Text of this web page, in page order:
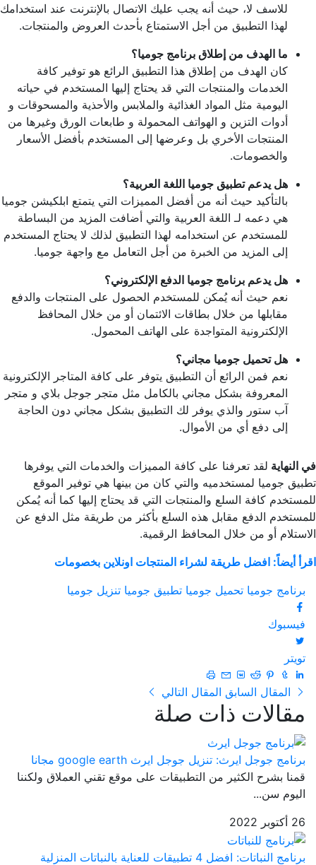
للاسف لا، حيث أنه يجب عليك الاتصال بالإنترنت عند استخدامك
لهذا التطبيق من أجل الاستمتاع بأحدث العروض والمنتجات.
ما الهدف من إطلاق برنامج جوميا؟
كان الهدف من إطلاق هذا التطبيق الرائع هو توفير كافة
الخدمات والمنتجات التي قد يحتاج إليها المستخدم في حياته
اليومية مثل المواد الغذائية والملابس والأحذية والمسحوقات و
أدوات التزين و الهواتف المحمولة و طابعات الورق وغيرها من
المنتجات الأخري بل وعرضها إلى المستخدم بأفضل الأسعار
والخصومات.
هل يدعم تطبيق جوميا اللغة العربية؟
بالتأكيد حيث أنه من أفضل المميزات التي يتمتع ابلكيشن جوميا
هي دعمه لـ اللغة العربية والتي أضافت المزيد من البساطة
للمستخدم عن استخدامه لهذا التطبيق لذلك لا يحتاج المستخدم
إلى المزيد من الخبرة من أجل التعامل مع واجهة جوميا.
هل يدعم برنامج جوميا الدفع الإلكتروني؟
نعم حيث أنه يُمكن للمستخدم الحصول على المنتجات والدفع
مقابلها من خلال بطاقات الائتمان أو من خلال المحافظ
الإلكترونية المتواجدة على الهاتف المحمول.
هل تحميل جوميا مجاني؟
نعم فمن الرائع أن التطبيق يتوفر على كافة المتاجر الإلكترونية
المعروفة بشكل مجاني بالكامل مثل متجر جوجل بلاي و متجر
آب ستور والذي يوفر لك التطبيق بشكل مجاني دون الحاجة
إلى دفع أي من الأموال.
في النهاية لقد تعرفنا على كافة المميزات والخدمات التي يوفرها
تطبيق جوميا لمستخدميه والتي كان من بينها هي توفير الموقع
للمستخدم كافة السلع والمنتجات التي قد يحتاج إليها كما أنه يُمكن
للمستخدم الدفع مقابل هذه السلع بأكثر من طريقة مثل الدفع عن
الاستلام أو من خلال المحافظ الرقمية.
اقرأ أيضاً: افضل طريقة لشراء المنتجات اونلاين بخصومات
برنامج جوميا تحميل جوميا تطبيق جوميا تنزيل جوميا
فيسبوك
تويتر
المقال السابق المقال التالي
مقالات ذات صلة
برنامج جوجل ايرث: تنزيل جوجل ايرث google earth مجانا
قمنا بشرح الكثير من التطبيقات على موقع تقني العملاق ولكننا
اليوم سن...
26 أكتوبر 2022
برنامج النباتات: افضل 4 تطبيقات للعناية بالنباتات المنزلية